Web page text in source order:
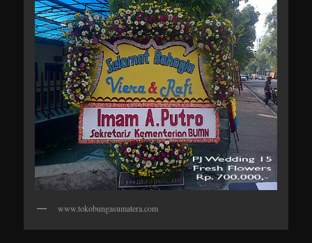
www.tokobungasumatera.com